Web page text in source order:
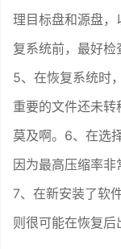
理目标盘和源盘
复系统前，最好检
5、在恢复系统时
重要的文件还未
莫及啊。6、在选
因为最高压缩率非
7、在新安装了软
则很可能在恢复后